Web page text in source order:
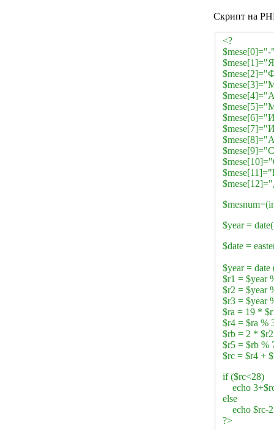
Скрипт на
<?
$mese[0]="-
$year =
$date =
$year =
$r1 = $year
$r2 = $year
$r3 = $year
$ra = 19 *
$r4 = $ra %
$rb = 2 *
$r5 = $rb %
$rc = $r4 +
if ($rc<28)
echo
else
echo $rc-
?>